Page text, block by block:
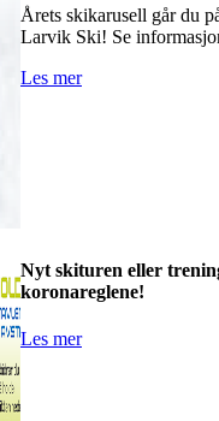
Årets skikarusell går du
Larvik Ski! Se
Les mer
Nyt skituren eller
koronareglene!
Les mer